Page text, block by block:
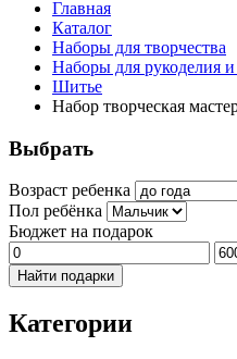
Главная
Каталог
Наборы для творчества
Наборы для рукоделия
Шитье
Набор творческая
Выбрать
Возраст ребенка
Пол ребёнка
Бюджет на подарок
Найти подарки
Категории